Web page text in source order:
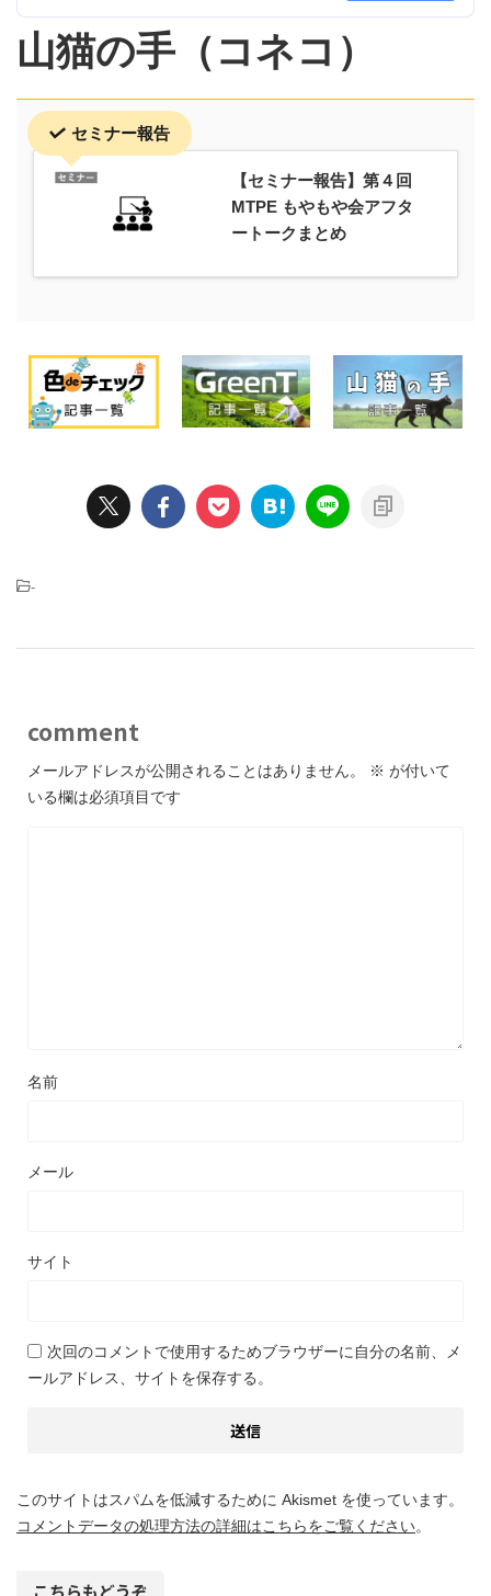
山猫の手（コネコ）
セミナー報告
【セミナー報告】第４回
MTPE もやもや会アフタ
ートークまとめ
-
comment
メールアドレスが公開されることはありません。 ※ が付いて
いる欄は必須項目です
名前
メール
サイト
次回のコメントで使用するためブラウザーに自分の名前、メ
ールアドレス、サイトを保存する。
このサイトはスパムを低減するために Akismet を使っています。
コメントデータの処理方法の詳細はこちらをご覧ください。